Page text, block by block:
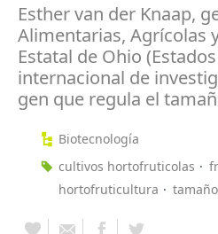
Esther van der Knaap,
Alimentarias, Agrícolas
Estatal de Ohio
internacional de
gen que regula el
Biotecnología
cultivos hortofruticolas
hortofruticultura